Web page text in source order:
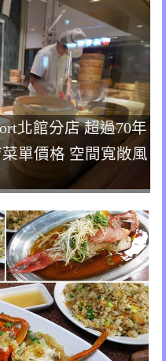
北館分店 超過70年
單價格 空間寬敞風